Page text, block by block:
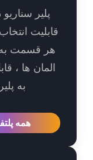
پلیر سناریو دارای
انتخاب کیفیت و
قسمت به قسمت
ها ، قابلیت
به پلیر های
همه پلتفرم‌ها